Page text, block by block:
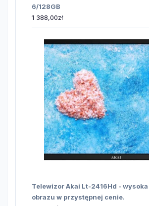
6/128GB
1 388,00zł
Telewizor Akai Lt-2416Hd -
obrazu w przystępnej cenie.